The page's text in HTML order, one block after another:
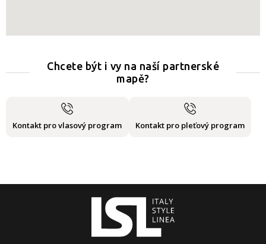
Chcete být i vy na naší partnerské
mapě?
Kontakt pro vlasový program Kontakt pro pleťový program